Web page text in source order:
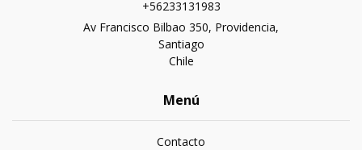
+56233131983
Av Francisco Bilbao 350, Providencia,
Santiago
Chile
Menú
Contacto